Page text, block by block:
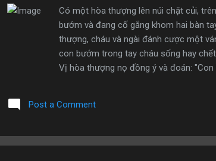
Có một hòa thượng lên núi chặt củi,
bướm và đang cố gắng khom hai bàn
thượng, cháu và ngài đánh cược một
con bướm trong tay cháu sống hay
Vị hòa thượng nọ đồng ý và đoán:
thể vui vẻ đến như vậy nhưng nhìn
Post a Comment